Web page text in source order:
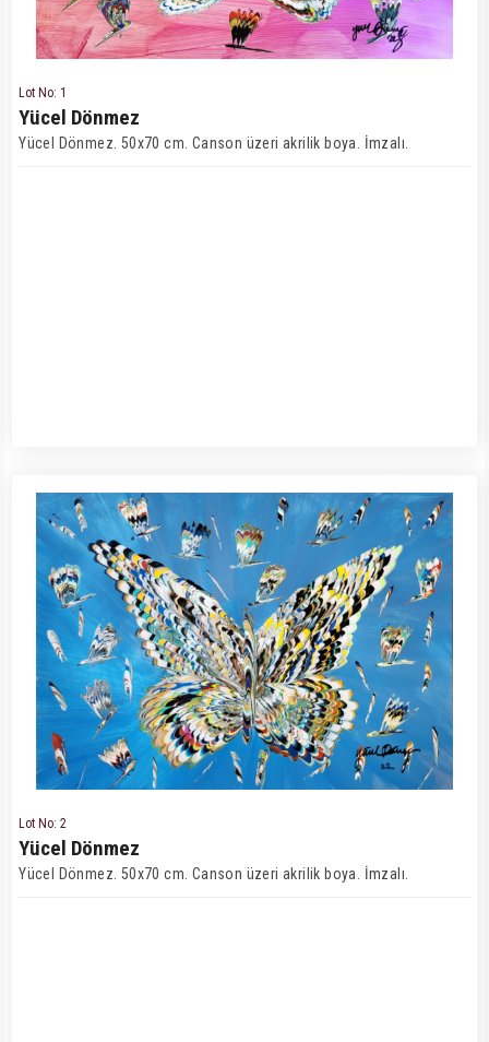
Lot No: 1
Yücel Dönmez
Yücel Dönmez. 50x70 cm. Canson üzeri akrilik boya. İmzalı.
Lot No: 2
Yücel Dönmez
Yücel Dönmez. 50x70 cm. Canson üzeri akrilik boya. İmzalı.